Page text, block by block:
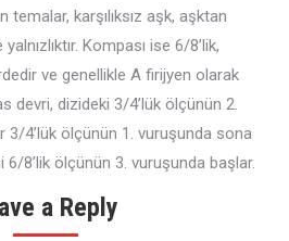
karşılıksız aşk, aşktan
Kompası ise 6/8’lik,
ve genellikle A firijyen olarak
devri, dizideki 3/4’lük ölçünün 2.
3/4’lük ölçünün 1. vuruşunda sona
8’lik ölçünün 3. vuruşunda başlar.
a Reply